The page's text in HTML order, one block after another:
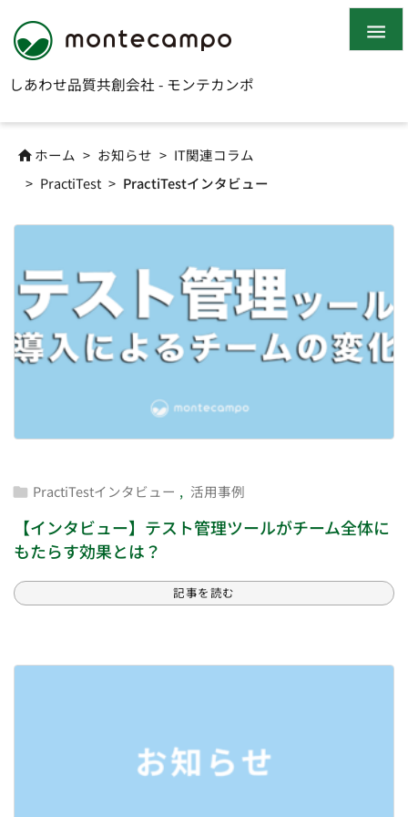
しあわせ品質共創会社 - モンテカンポ

 ホーム > お知らせ > IT関連コラム
> PractiTest > PractiTestインタビュー
 PractiTestインタビュー , 活用事例
【インタビュー】テスト管理ツールがチーム全体に
もたらす効果とは？
記事を読む